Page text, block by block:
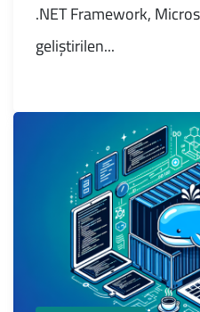
.NET Framework,
geliştirilen...